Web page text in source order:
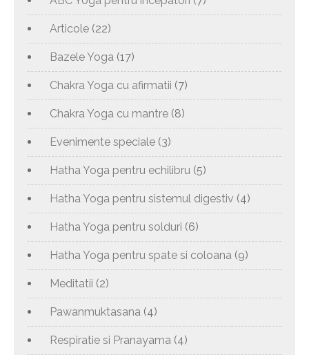
Articole (22)
Bazele Yoga (17)
Chakra Yoga cu afirmatii (7)
Chakra Yoga cu mantre (8)
Evenimente speciale (3)
Hatha Yoga pentru echilibru (5)
Hatha Yoga pentru sistemul digestiv (4)
Hatha Yoga pentru solduri (6)
Hatha Yoga pentru spate si coloana (9)
Meditatii (2)
Pawanmuktasana (4)
Respiratie si Pranayama (4)